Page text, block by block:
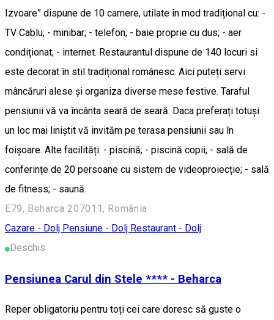
Izvoare” dispune de 10 camere, utilate în mod tradițional cu: -
TV Cablu; - minibar; - telefon; - baie proprie cu dus; - aer
condiționat; - internet. Restaurantul dispune de 140 locuri si
este decorat în stil tradițional românesc. Aici puteți servi
mâncăruri alese și organiza diverse mese festive. Taraful
pensiunii vă va încânta seară de seară. Daca preferați totuși
un loc mai liniștit vă invităm pe terasa pensiunii sau în
foișoare. Alte facilități: - piscină; - piscină copii; - sală de
conferințe de 20 persoane cu sistem de videoproiecție; - sală
de fitness; - saună.
E79, Beharca 207011, România
Cazare - Dolj Pensiune - Dolj Restaurant - Dolj
Deschis
Pensiunea Carul din Stele **** - Beharca
Reper obligatoriu pentru toți cei care doresc să guste o